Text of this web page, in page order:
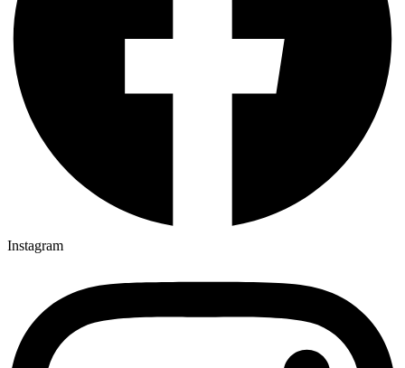
Instagram